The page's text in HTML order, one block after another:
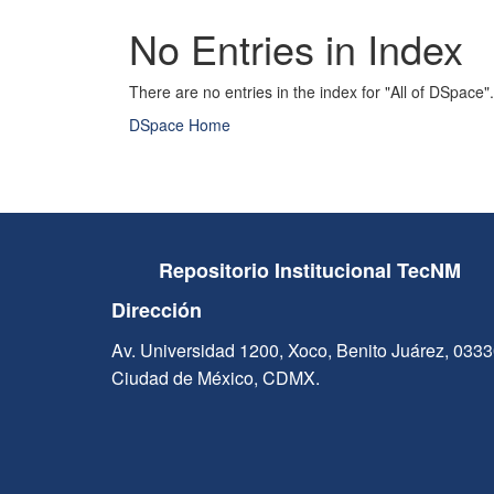
No Entries in Index
There are no entries in the index for "All of DSpace".
DSpace Home
Repositorio Institucional TecNM
Dirección
Av. Universidad 1200, Xoco, Benito Juárez,
Ciudad de México, CDMX.